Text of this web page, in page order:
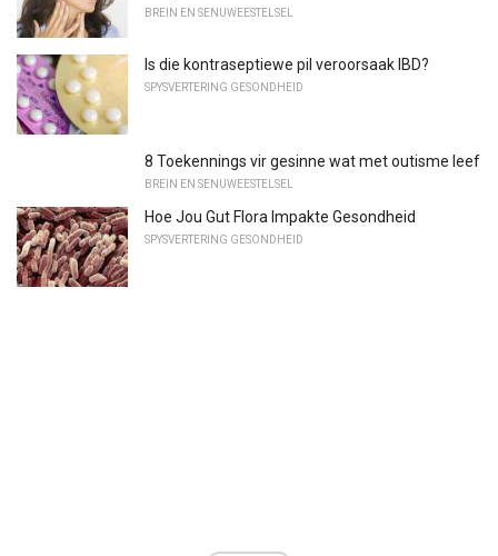
BREIN EN SENUWEESTELSEL
Is die kontraseptiewe pil veroorsaak IBD?
SPYSVERTERING GESONDHEID
8 Toekennings vir gesinne wat met outisme leef
BREIN EN SENUWEESTELSEL
Hoe Jou Gut Flora Impakte Gesondheid
SPYSVERTERING GESONDHEID